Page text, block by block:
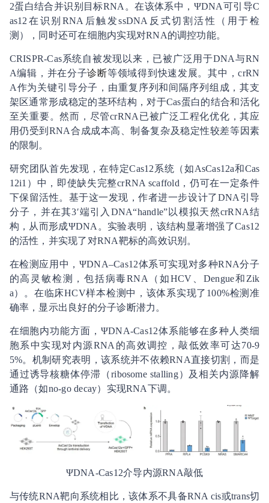
2蛋白结合并识别目标RNA。在该体系中，ΨDNA可引导C
as12在识别RNA后触发ssDNA反式切割活性（用于检
测），同时还可在细胞内实现对RNA的调控功能。
CRISPR-Cas系统自被发现以来，已被广泛用于DNA与RN
A编辑，并在分子诊断等领域得到快速发展。其中，crRN
A作为关键引导分子，由重复序列和间隔序列组成，其支
架区通常形成稳定的茎环结构，对于Cas蛋白的结合和活化
至关重要。然而，尽管crRNA已被广泛工程化优化，其应
用仍受到RNA合成成本高、制备复杂及稳定性较差等因素
的限制。
研究团队首先发现，在特定Cas12系统（如AsCas12a和Cas
12i1）中，即使缺失完整crRNA scaffold，仍可在一定条件
下保留活性。基于这一发现，作者进一步设计了DNA引导
分子，并在其3′端引入DNA“handle”以模拟天然crRNA结
构，从而形成ΨDNA。实验表明，该结构显著增强了Cas12
的活性，并实现了对RNA靶标的高效识别。
在检测应用中，ΨDNA–Cas12体系可实现对多种RNA分子
的高灵敏检测，包括病毒RNA（如HCV、Dengue和Zik
a）。在临床HCV样本检测中，该体系实现了100%检测准
确率，显示出良好的分子诊断潜力。
在细胞内功能方面，ΨDNA-Cas12体系能够在多种人类细
胞系中实现对内源RNA的高效调控，敲低效率可达70-9
5%。机制研究表明，该系统并不依赖RNA直接切割，而是
通过诱导核糖体停滞（ribosome stalling）及相关内源降解
通路（如no-go decay）实现RNA下调。
ΨDNA-Cas12介导内源RNA敲低
与传统RNA靶向系统相比，该体系不具备RNA cis或trans切